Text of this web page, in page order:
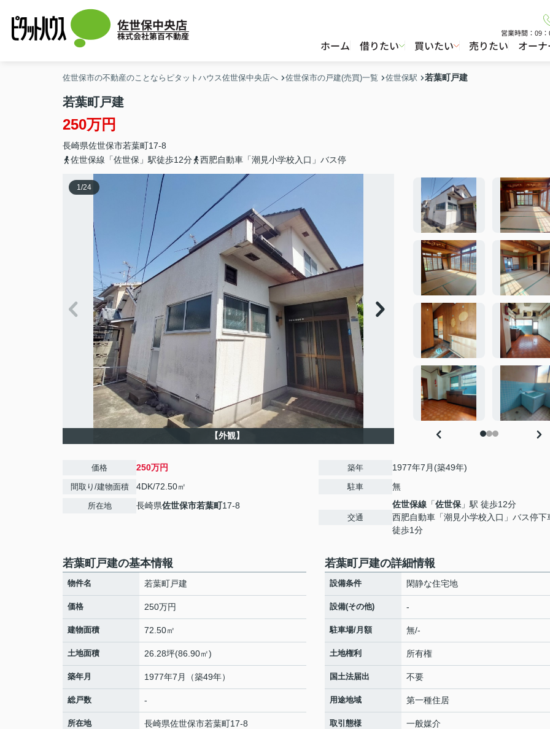
佐世保中央店
株式会社第百不動産 営業時間：09
ホーム 借りたい 買いたい 売りたい オー
佐世保市の不動産のことならピタットハウス佐世保中央店へ 佐世保市の戸建(売買)一覧 佐世保駅 若葉町戸建
若葉町戸建
250万円
長崎県佐世保市若葉町17-8
佐世保線「佐世保」駅徒歩12分
西肥自動車「潮見小学校入口」バス停
1/24
【外観】
価格 250万円
間取り/建物面積 4DK/72.50㎡
所在地 長崎県佐世保市若葉町17-8
築年 1977年7月(築49年)
駐車 無
交通
佐世保線 「佐世保 」駅 徒歩12分
西肥自動車「潮見小学校入口」バス停
徒歩1分
若葉町戸建の基本情報
物件名 若葉町戸建
価格 250万円
建物面積 72.50㎡
土地面積 26.28坪(86.90㎡)
築年月 1977年7月（築49年）
総戸数 -
所在地 長崎県佐世保市若葉町17-8
若葉町戸建の詳細情報
設備条件 閑静な住宅地
設備(その他) -
駐車場/月額 無/-
土地権利 所有権
国土法届出 不要
用途地域 第一種住居
取引態様 一般媒介